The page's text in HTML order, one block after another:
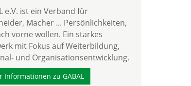
e.V. ist ein Verband für
Macher ... Persönlichkeiten,
vorne wollen. Ein starkes
mit Fokus auf Weiterbildung,
und Organisationsentwicklung.
Informationen zu GABAL